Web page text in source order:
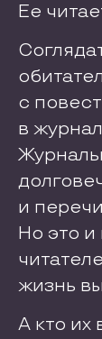
Ее
с
в
и
Но это
жизнь
А кто их